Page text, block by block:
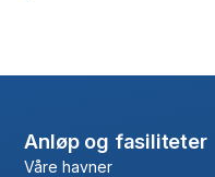
Anløp og fasiliteter
Våre havner